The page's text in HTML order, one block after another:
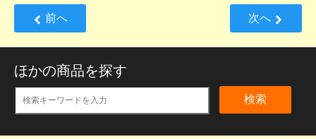
前へ 次へ
ほかの商品を探す
検索